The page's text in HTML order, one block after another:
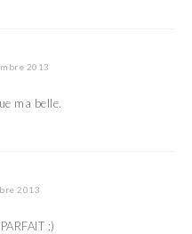
2013
ma belle.
2013
:)